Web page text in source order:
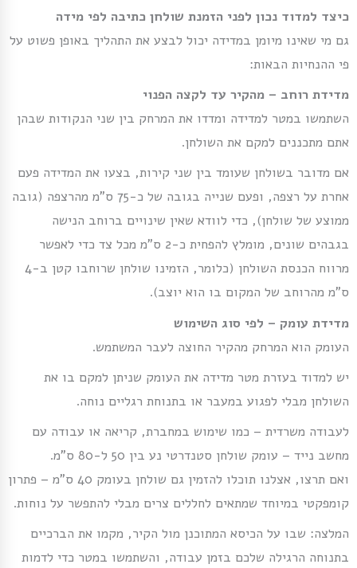
כיצד למדוד נכון לפני הזמנת שולחן כתיבה לפי מידה
גם מי שאינו מיומן במדידה יכול לבצע את התהליך באופן פשוט על
פי ההנחיות הבאות:
מדידת רוחב – מהקיר עד לקצה הפנוי
השתמשו במטר למדידה ומדדו את המרחק בין שני הנקודות שבהן
אתם מתכננים למקם את השולחן.
אם מדובר בשולחן שעומד בין שני קירות, בצעו את המדידה פעם
אחרת על רצפה, ופעם שנייה בגובה של כ-75 ס”מ מהרצפה (גובה
ממוצע של שולחן), כדי לוודא שאין שינויים ברוחב הנישה
בגבהים שונים, מומלץ להפחית כ-2 ס”מ מכל צד כדי לאפשר
מרווח הכנסת השולחן (כלומר, הזמינו שולחן שרוחבו קטן ב-4
ס”מ מהרוחב של המקום בו הוא יוצב).
מדידת עומק – לפי סוג השימוש
העומק הוא המרחק מהקיר החוצה לעבר המשתמש.
יש למדוד בעזרת מטר מדידה את העומק שניתן למקם בו את
השולחן מבלי לפגוע במעבר או בתנוחת רגליים נוחה.
לעבודה משרדית – כמו שימוש במחברת, קריאה או עבודה עם
מחשב נייד – עומק שולחן סטנדרטי נע בין 50 ל-80 ס”מ
.
ואם תרצו, אצלנו תוכלו להזמין גם שולחן בעומק 40 ס”מ
– פתרון
קומפקטי במיוחד שמתאים לחללים צרים מבלי להתפשר על נוחות.
המלצה: שבו על הכיסא המתוכנן מול הקיר, מקמו את הברכיים
בתנוחה הרגילה שלכם בזמן עבודה, והשתמשו במטר כדי לדמות